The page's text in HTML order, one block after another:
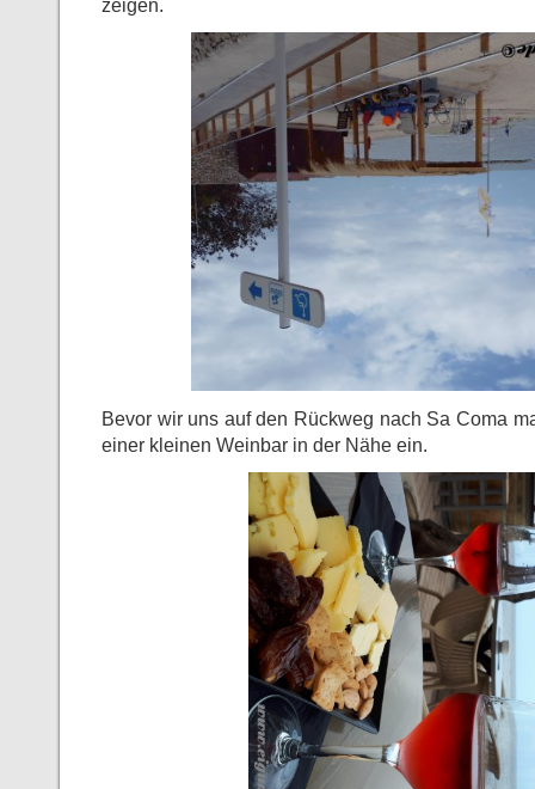
zeigen.
Bevor wir uns auf den Rückweg nach Sa Coma
einer kleinen Weinbar in der Nähe ein.